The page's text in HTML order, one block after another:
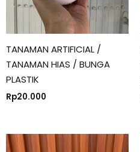
TANAMAN ARTIFICIAL /
TANAMAN HIAS / BUNGA
PLASTIK
Rp20.000